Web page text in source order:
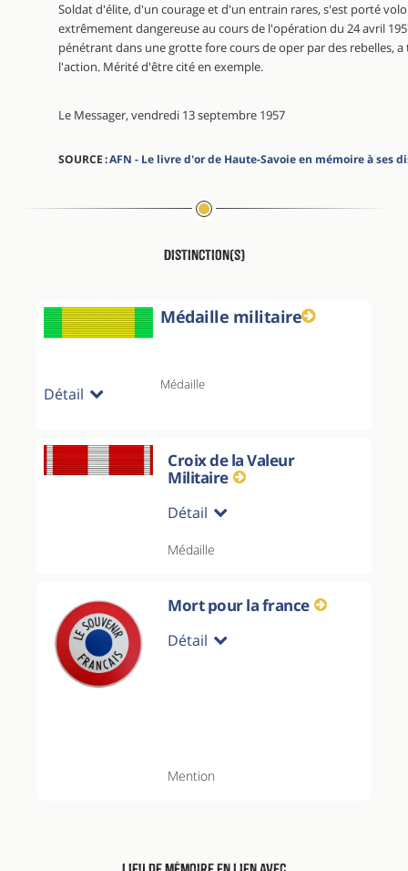
Soldat d'élite, d'un courage et d'un entrain rares, s'est porté
extrêmement dangereuse au cours de l'opération du 24 avril
pénétrant dans une grotte fore cours de oper par des rebelles,
l'action. Mérité d'être cité en exemple.
Le Messager, vendredi 13 septembre 1957
SOURCE :AFN - Le livre d'or de Haute-Savoie en mémoire à ses
Distinction(s)
Médaille militaire
Détail Médaille
Croix de la Valeur
Militaire
Détail
Médaille
Mort pour la france
Détail
Mention